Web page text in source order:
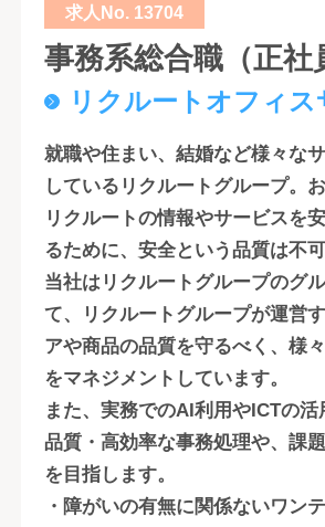
求人No. 13704
事務系総合職（正社
リクルートオフィス
就職や住まい、結婚など様々な
しているリクルートグループ。
リクルートの情報やサービスを
るために、安全という品質は不可
当社はリクルートグループのグ
て、リクルートグループが運営
アや商品の品質を守るべく、様
をマネジメントしています。
また、実務でのAI利用やICTの
品質・高効率な事務処理や、課
を目指します。
・障がいの有無に関係ないワン